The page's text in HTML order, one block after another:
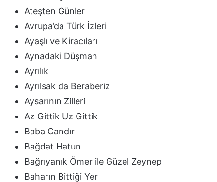
Ateşten Günler
Avrupa’da Türk İzleri
Ayaşlı ve Kiracıları
Aynadaki Düşman
Ayrılık
Ayrılsak da Beraberiz
Aysarının Zilleri
Az Gittik Uz Gittik
Baba Candır
Bağdat Hatun
Bağrıyanık Ömer ile Güzel Zeynep
Baharın Bittiği Yer